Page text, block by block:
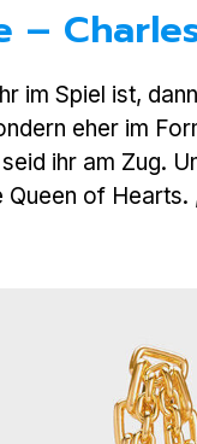
–
im Spiel ist,
eher im
ihr am Zug.
of Hearts.